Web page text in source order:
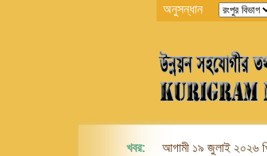
অনুসন্ধান
খবর: আগামী ১৯ জুলাই ২০২৬